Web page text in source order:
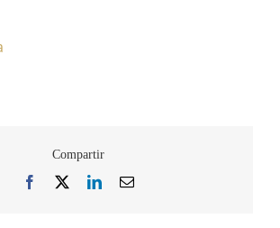
Compartir
Facebook LinkedInCorreo